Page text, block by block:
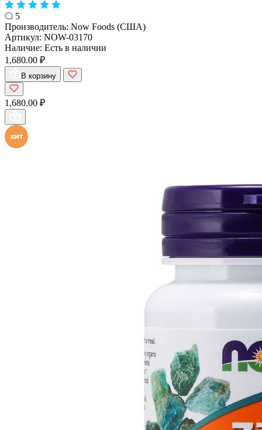
5
Производитель: Now Foods (США)
Артикул: NOW-03170
Наличие: Есть в наличии
1,680.00 ₽
В корзину
1,680.00 ₽